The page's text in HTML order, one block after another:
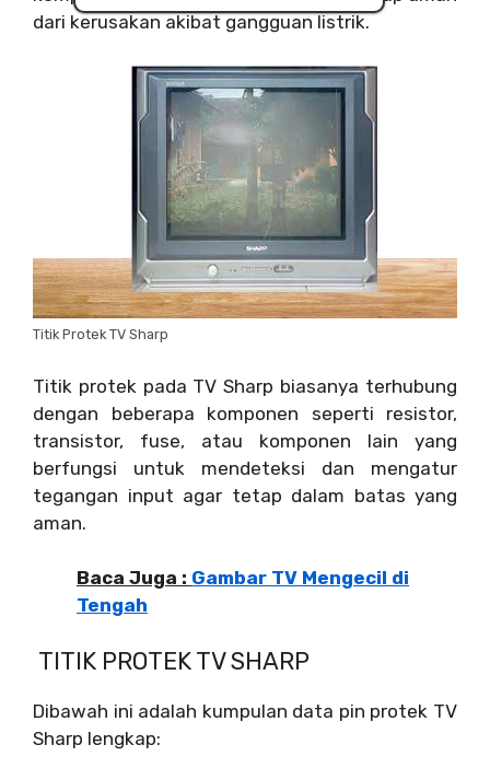
dari kerusakan akibat gangguan listrik.
Titik Protek TV Sharp
Titik protek pada TV Sharp biasanya terhubung
dengan beberapa komponen seperti resistor,
transistor, fuse, atau komponen lain yang
berfungsi untuk mendeteksi dan mengatur
tegangan input agar tetap dalam batas yang
aman.
Baca Juga : Gambar TV Mengecil di
Tengah
TITIK PROTEK TV SHARP
Dibawah ini adalah kumpulan data pin protek TV
Sharp lengkap: